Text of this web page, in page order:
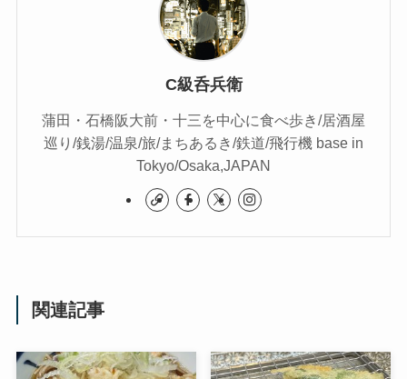
C級呑兵衛
蒲田・石橋阪大前・十三を中心に食べ歩き/居酒屋
巡り/銭湯/温泉/旅/まちあるき/鉄道/飛行機 base in
Tokyo/Osaka,JAPAN
関連記事